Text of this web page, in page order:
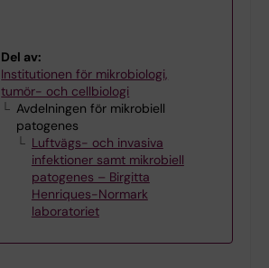
Del av:
Institutionen för mikrobiologi,
tumör- och cellbiologi
Avdelningen för mikrobiell
patogenes
Luftvägs- och invasiva
infektioner samt mikrobiell
patogenes – Birgitta
Henriques-Normark
laboratoriet